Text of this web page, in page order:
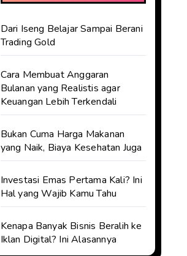
Dari Iseng Belajar Sampai Berani
Trading Gold
Cara Membuat Anggaran
Bulanan yang Realistis agar
Keuangan Lebih Terkendali
Bukan Cuma Harga Makanan
yang Naik, Biaya Kesehatan Juga
Investasi Emas Pertama Kali? Ini
Hal yang Wajib Kamu Tahu
Kenapa Banyak Bisnis Beralih ke
Iklan Digital? Ini Alasannya